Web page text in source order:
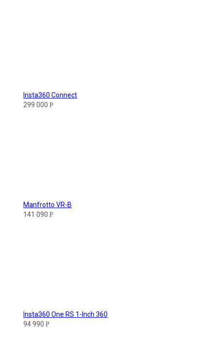
Insta360 Connect
299 000 Р
Manfrotto VR-B
141 090 Р
Insta360 One RS 1-Inch 360
94 990 Р